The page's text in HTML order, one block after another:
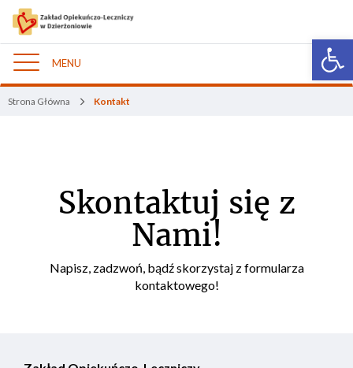
Nawigacja
MENU
Strona Główna Kontakt
Skontaktuj się z
Nami!
Napisz, zadzwoń, bądź skorzystaj z formularza
kontaktowego!